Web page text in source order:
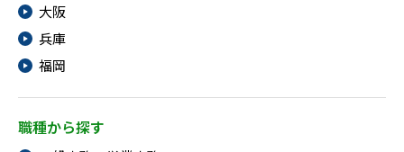
大阪
兵庫
福岡
職種から探す